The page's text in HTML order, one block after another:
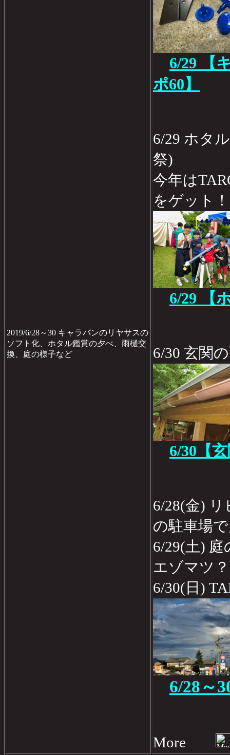
2019/6/28～30 キャラバンのリヤサスの
ソフト化、ホタル鑑賞の夕べ、雨樋交
換、庭の様子など
6/29 【
ポ60】
6/29 ホタ
祭)
今年は
をゲット！
6/29 【
6/30 玄関
6/30【
6/28(金)
の駐車場
6/29(土)
エゾマツ
6/30(日)
6/28～
More